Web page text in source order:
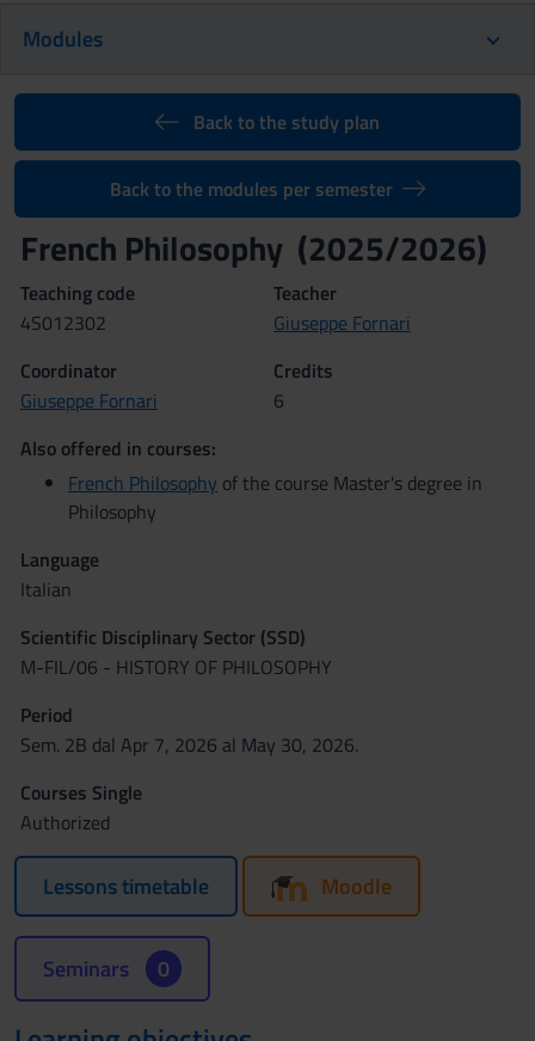
Modules
Back to the study plan
Back to the modules per semester
French Philosophy (2025/2026)
Teaching code
4S012302
Teacher
Giuseppe Fornari
Coordinator
Giuseppe Fornari
Credits
6
Also offered in courses:
French Philosophy of the course Master's degree in
Philosophy
Language
Italian
Scientific Disciplinary Sector (SSD)
M-FIL/06 - HISTORY OF PHILOSOPHY
Period
Sem. 2B dal Apr 7, 2026 al May 30, 2026.
Courses Single
Authorized
Lessons timetable Moodle
Seminars 0